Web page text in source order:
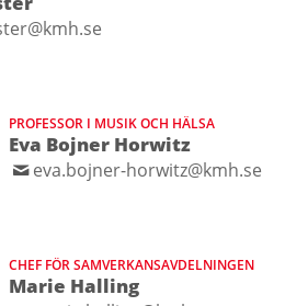
PROFESSOR I MUSIK OCH HÄLSA
Eva Bojner Horwitz
eva.bojner-horwitz@kmh.se
CHEF FÖR SAMVERKANSAVDELNINGEN
Marie Halling